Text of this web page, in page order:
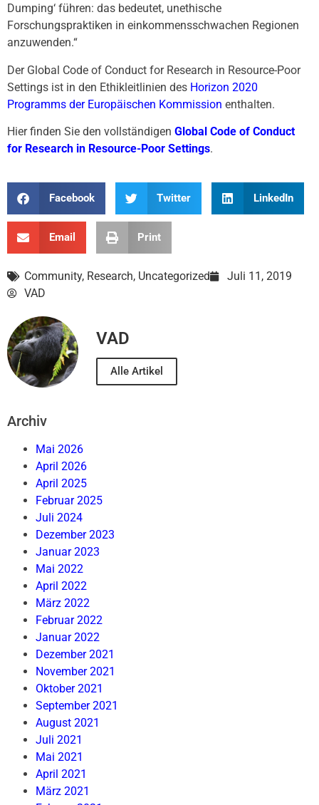
Dumping‘ führen: das bedeutet, unethische
Forschungspraktiken in einkommensschwachen Regionen
anzuwenden.“
Der Global Code of Conduct for Research in Resource-Poor
Settings ist in den Ethikleitlinien des Horizon 2020
Programms der Europäischen Kommission enthalten.
Hier finden Sie den vollständigen Global Code of Conduct
for Research in Resource-Poor Settings.
Facebook Twitter LinkedIn
Email Print
Community, Research, Uncategorized
Juli 11, 2019
VAD
VAD
Alle Artikel
Archiv
Mai 2026
April 2026
April 2025
Februar 2025
Juli 2024
Dezember 2023
Januar 2023
Mai 2022
April 2022
März 2022
Februar 2022
Januar 2022
Dezember 2021
November 2021
Oktober 2021
September 2021
August 2021
Juli 2021
Mai 2021
April 2021
März 2021